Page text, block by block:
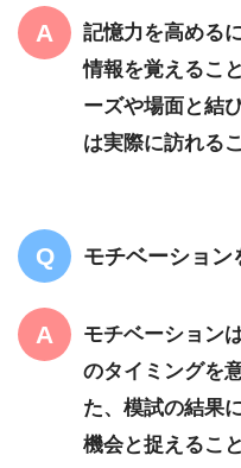
記憶力を高める
情報を覚えるこ
ーズや場面と結
は実際に訪れる
モチベーション
モチベーション
のタイミングを
た、模試の結果
機会と捉えるこ